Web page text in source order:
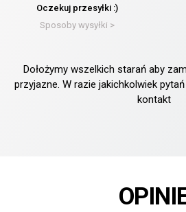
Oczekuj przesyłki :)
Sposoby wysyłki >
Dołożymy wszelkich starań aby
przyjazne. W razie jakichkolwiek
kontakt